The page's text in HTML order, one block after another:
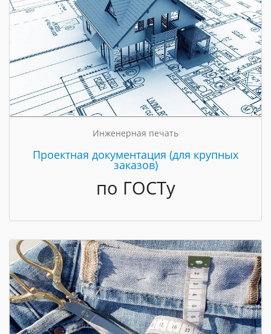
Инженерная печать
Проектная документация (для крупных
заказов)
по ГОСТу